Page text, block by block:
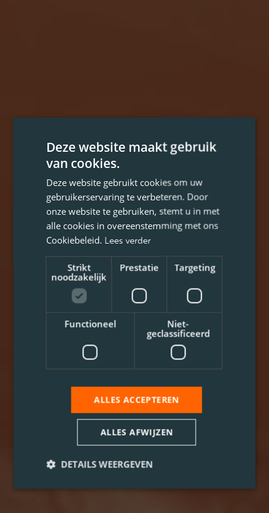
Deze website maakt gebruik
van cookies.
Deze website gebruikt cookies om uw
gebruikerservaring te verbeteren. Door
onze website te gebruiken, stemt u in met
alle cookies in overeenstemming met ons
Cookiebeleid. Lees verder
Strikt
noodzakelijk
Prestatie Targeting
Functioneel
Niet-
geclassificeerd
ALLES ACCEPTEREN
ALLES AFWIJZEN
DETAILS WEERGEVEN